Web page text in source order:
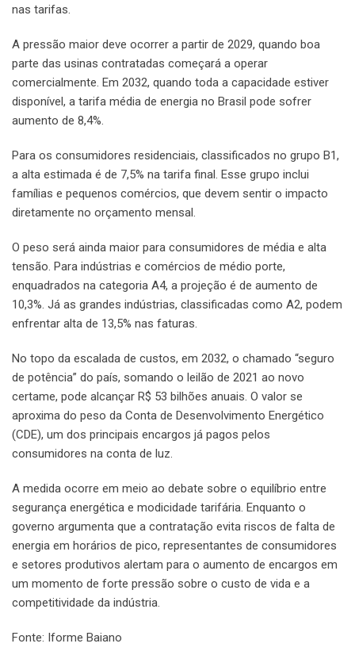
nas tarifas.
A pressão maior deve ocorrer a partir de 2029, quando boa
parte das usinas contratadas começará a operar
comercialmente. Em 2032, quando toda a capacidade estiver
disponível, a tarifa média de energia no Brasil pode sofrer
aumento de 8,4%.
Para os consumidores residenciais, classificados no grupo B1,
a alta estimada é de 7,5% na tarifa final. Esse grupo inclui
famílias e pequenos comércios, que devem sentir o impacto
diretamente no orçamento mensal.
O peso será ainda maior para consumidores de média e alta
tensão. Para indústrias e comércios de médio porte,
enquadrados na categoria A4, a projeção é de aumento de
10,3%. Já as grandes indústrias, classificadas como A2, podem
enfrentar alta de 13,5% nas faturas.
No topo da escalada de custos, em 2032, o chamado “seguro
de potência” do país, somando o leilão de 2021 ao novo
certame, pode alcançar R$ 53 bilhões anuais. O valor se
aproxima do peso da Conta de Desenvolvimento Energético
(CDE), um dos principais encargos já pagos pelos
consumidores na conta de luz.
A medida ocorre em meio ao debate sobre o equilíbrio entre
segurança energética e modicidade tarifária. Enquanto o
governo argumenta que a contratação evita riscos de falta de
energia em horários de pico, representantes de consumidores
e setores produtivos alertam para o aumento de encargos em
um momento de forte pressão sobre o custo de vida e a
competitividade da indústria.
Fonte: Iforme Baiano